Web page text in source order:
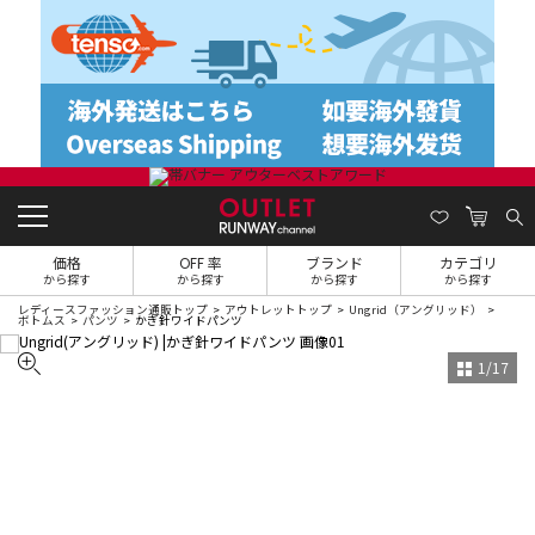
価格
から探す
OFF 率
から探す
ブランド
から探す
カテゴリ
から探す
レディースファッション通販トップ アウトレットトップ Ungrid（アングリッド）
ボトムス パンツ かぎ針ワイドパンツ
1 /17